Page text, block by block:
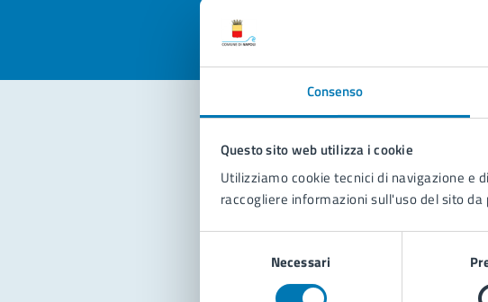
Consenso
Questo sito web utilizza i cookie
Utilizziamo cookie tecnici di navigazione e
raccogliere informazioni sull'uso del sito
Necessari
Contatta il
Leggi le
Richiedi
Prenota